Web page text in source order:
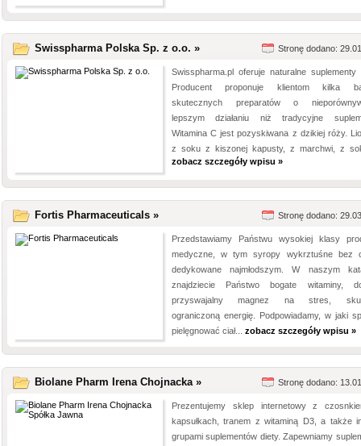
Swisspharma Polska Sp. z o.o. » Stronę dodano:
Swisspharma.pl oferuje naturalne suplementy
Producent proponuje klientom kilka
skutecznych preparatów o
lepszym działaniu niż tradycyjne
Witamina C jest pozyskiwana z dzikiej róży.
z soku z kiszonej kapusty, z marchwi, z
zobacz szczegóły wpisu »
Fortis Pharmaceuticals » Stronę dodano:
Przedstawiamy Państwu wysokiej klasy
medyczne, w tym syropy wykrztuśne bez
dedykowane najmłodszym. W naszym
znajdziecie Państwo bogate witaminy,
przyswajalny magnez na stres,
ograniczoną energię. Podpowiadamy, w jaki
pielęgnować ciał... zobacz szczegóły wpisu »
Biolane Pharm Irena Chojnacka » Stronę dodano:
Prezentujemy sklep internetowy z
kapsułkach, tranem z witaminą D3, a także
grupami suplementów diety. Zapewniamy